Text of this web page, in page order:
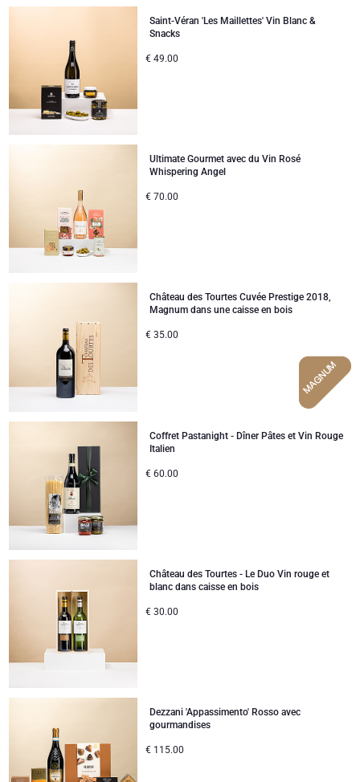
Saint-Véran 'Les Maillettes' Vin Blanc &
Snacks
€ 49.00
Ultimate Gourmet avec du Vin Rosé
Whispering Angel
€ 70.00
Château des Tourtes Cuvée Prestige 2018,
Magnum dans une caisse en bois
€ 35.00
Coffret Pastanight - Dîner Pâtes et Vin Rouge
Italien
€ 60.00
Château des Tourtes - Le Duo Vin rouge et
blanc dans caisse en bois
€ 30.00
Dezzani 'Appassimento' Rosso avec
gourmandises
€ 115.00